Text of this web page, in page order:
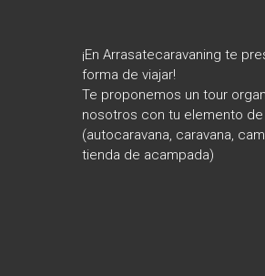
¡En Arrasatecaravaning te
forma de viajar!
Te proponemos un tour
nosotros con tu elemento
(autocaravana, caravana,
tienda de acampada)